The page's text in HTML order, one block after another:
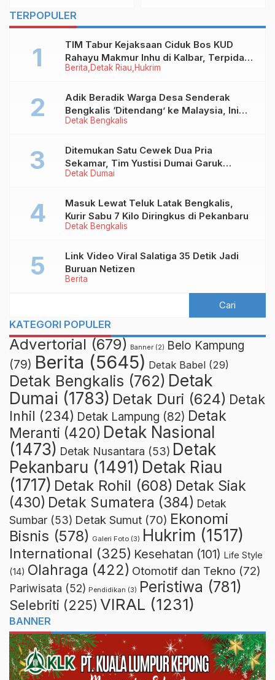
TERPOPULER
Berita Detak Riau Hukrim
TIM Tabur Kejaksaan Ciduk Bos KUD
Rahayu Makmur Inhu di Kalbar, Terpidana
Kredit Fiktif Rp2,8 M
Detak Bengkalis
Adik Beradik Warga Desa Senderak
Bengkalis ‘Ditendang’ ke Malaysia, Ini
Sebabnya!
Detak Dumai
Ditemukan Satu Cewek Dua Pria
Sekamar, Tim Yustisi Dumai Garuk
Puluhan Pasangan Mesum
Detak Bengkalis
Masuk Lewat Teluk Latak Bengkalis,
Kurir Sabu 7 Kilo Diringkus di Pekanbaru
Berita
Link Video Viral Salatiga 35 Detik Jadi
Buruan Netizen
KATEGORI POPULER
Advertorial (679) Banner (2) Belo Kampung
(79) Berita (5645) Detak Babel (29)
Detak Bengkalis (762) Detak
Dumai (1783) Detak Duri (624) Detak
Inhil (234) Detak Lampung (82) Detak
Meranti (420) Detak Nasional
(1473) Detak Nusantara (53) Detak
Pekanbaru (1491) Detak Riau
(1717) Detak Rohil (608) Detak Siak
(430) Detak Sumatera (384) Detak
Sumbar (53) Detak Sumut (70) Ekonomi
Bisnis (578) Galeri Foto (3) Hukrim (1517)
International (325) Kesehatan (101) Life Style
(14) Olahraga (422) Otomotif dan Tekno (72)
Pariwisata (52) Pendidikan (3) Peristiwa (781)
Selebriti (225) VIRAL (1231)
BANNER